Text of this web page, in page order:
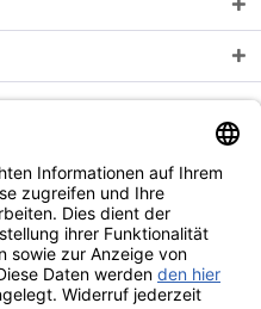
zzgl. evtl.
und
nicht anders beschrieben
Alle Rechte vorbehalten
für den technischen Betrieb
stets gesetzt werden.